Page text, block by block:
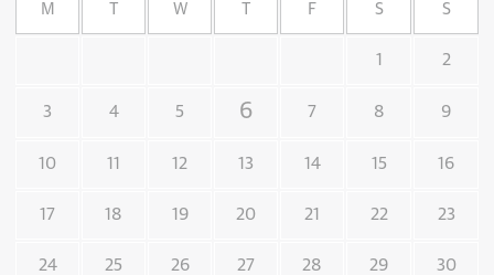
M W F S S
1 2
3 4 5 6 7 8 9
10 11 12 13 14 15 16
17 18 19 20 21 22 23
24 25 26 27 28 29 30